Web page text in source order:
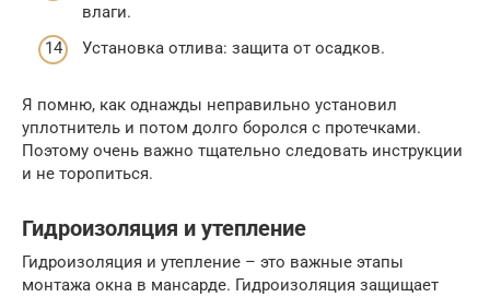
влаги.
Установка отлива: защита от осадков.
Я помню, как однажды неправильно установил
уплотнитель и потом долго боролся с протечками.
Поэтому очень важно тщательно следовать инструкции
и не торопиться.
Гидроизоляция и утепление
Гидроизоляция и утепление – это важные этапы
монтажа окна в мансарде. Гидроизоляция защищает